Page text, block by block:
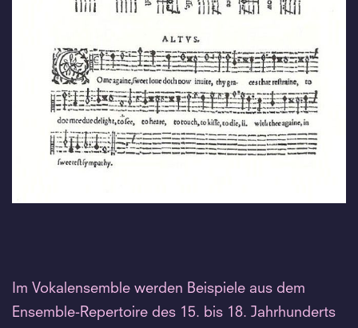
Im Vokalensemble werden Beispiele aus dem
Ensemble-Repertoire des 15. bis 18. Jahrhunderts